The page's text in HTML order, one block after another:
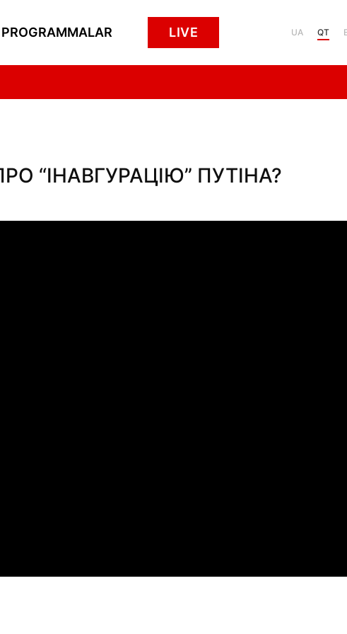
PROGRAMMALAR LIVE UA QT
“ІНАВГУРАЦІЮ” ПУТІНА?